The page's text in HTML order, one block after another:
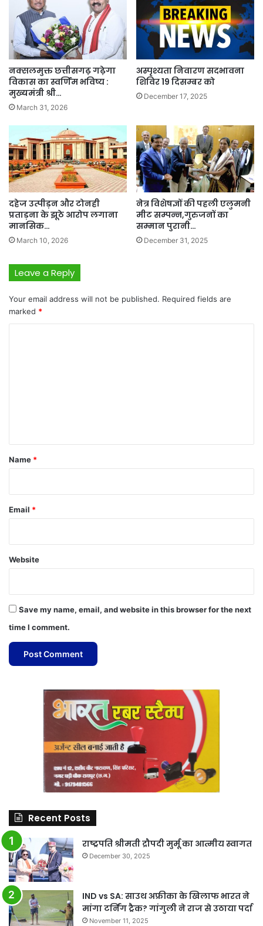
नक्सलमुक्त छत्तीसगढ़ गढ़ेगा
विकास का स्वर्णिम भविष्य :
मुख्यमंत्री श्री…
March 31, 2026
अस्पृश्यता निवारण सदभावना
शिविर 19 दिसम्बर को
December 17, 2025
दहेज उत्पीड़न और टोनही
प्रताड़ना के झूठे आरोप लगाना
मानसिक…
March 10, 2026
नेत्र विशेषज्ञों की पहली एलुमनी
मीट सम्पन्न,गुरुजनों का
सम्मान पुरानी…
December 31, 2025
Leave a Reply
Your email address will not be published. Required fields are
marked *
*
Name *
Email *
Website
Save my name, email, and website in this browser for the next
time I comment.
Recent Posts
राष्ट्रपति श्रीमती द्रौपदी मुर्मू का आत्मीय स्वागत
December 30, 2025
IND vs SA: साउथ अफ्रीका के खिलाफ भारत ने
मांगा टर्निंग ट्रैक? गांगुली ने राज से उठाया पर्दा
November 11, 2025